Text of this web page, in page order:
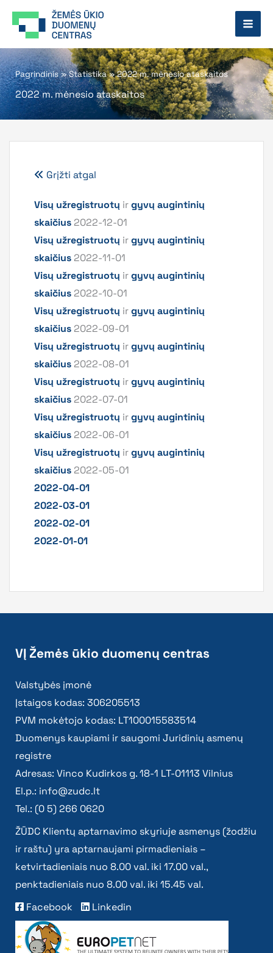
prie
Pagrindinis»Statistika»2022 m. mėnesio ataskaitos
2022 m. mėnesio ataskaitos
Grįžti atgal
Visų užregistruotų irgyvų augintinių
skaičius 2022-12-01
Visų užregistruotų irgyvų augintinių
skaičius 2022-11-01
Visų užregistruotų irgyvų augintinių
skaičius 2022-10-01
Visų užregistruotų irgyvų augintinių
skaičius 2022-09-01
Visų užregistruotų irgyvų augintinių
skaičius 2022-08-01
Visų užregistruotų irgyvų augintinių
skaičius 2022-07-01
Visų užregistruotų irgyvų augintinių
skaičius 2022-06-01
Visų užregistruotų irgyvų augintinių
skaičius 2022-05-01
2022-04-01
2022-03-01
2022-02-01
2022-01-01
VĮ Žemės ūkio duomenų centras
Valstybės įmonė
Įstaigos kodas: 306205513
PVM mokėtojo kodas: LT100015583514
Duomenys kaupiami ir saugomi Juridinių asmenų
registre
Adresas: Vinco Kudirkos g. 18-1 LT-01113 Vilnius
El.p.: info@zudc.lt
Tel.: (0 5) 266 0620
ŽŪDC Klientų aptarnavimo skyriuje asmenys (žodžiu
ir raštu) yra aptarnaujami pirmadieniais –
ketvirtadieniais nuo 8.00 val. iki 17.00 val.,
penktadieniais nuo 8.00 val. iki 15.45 val.
Facebook
Linkedin